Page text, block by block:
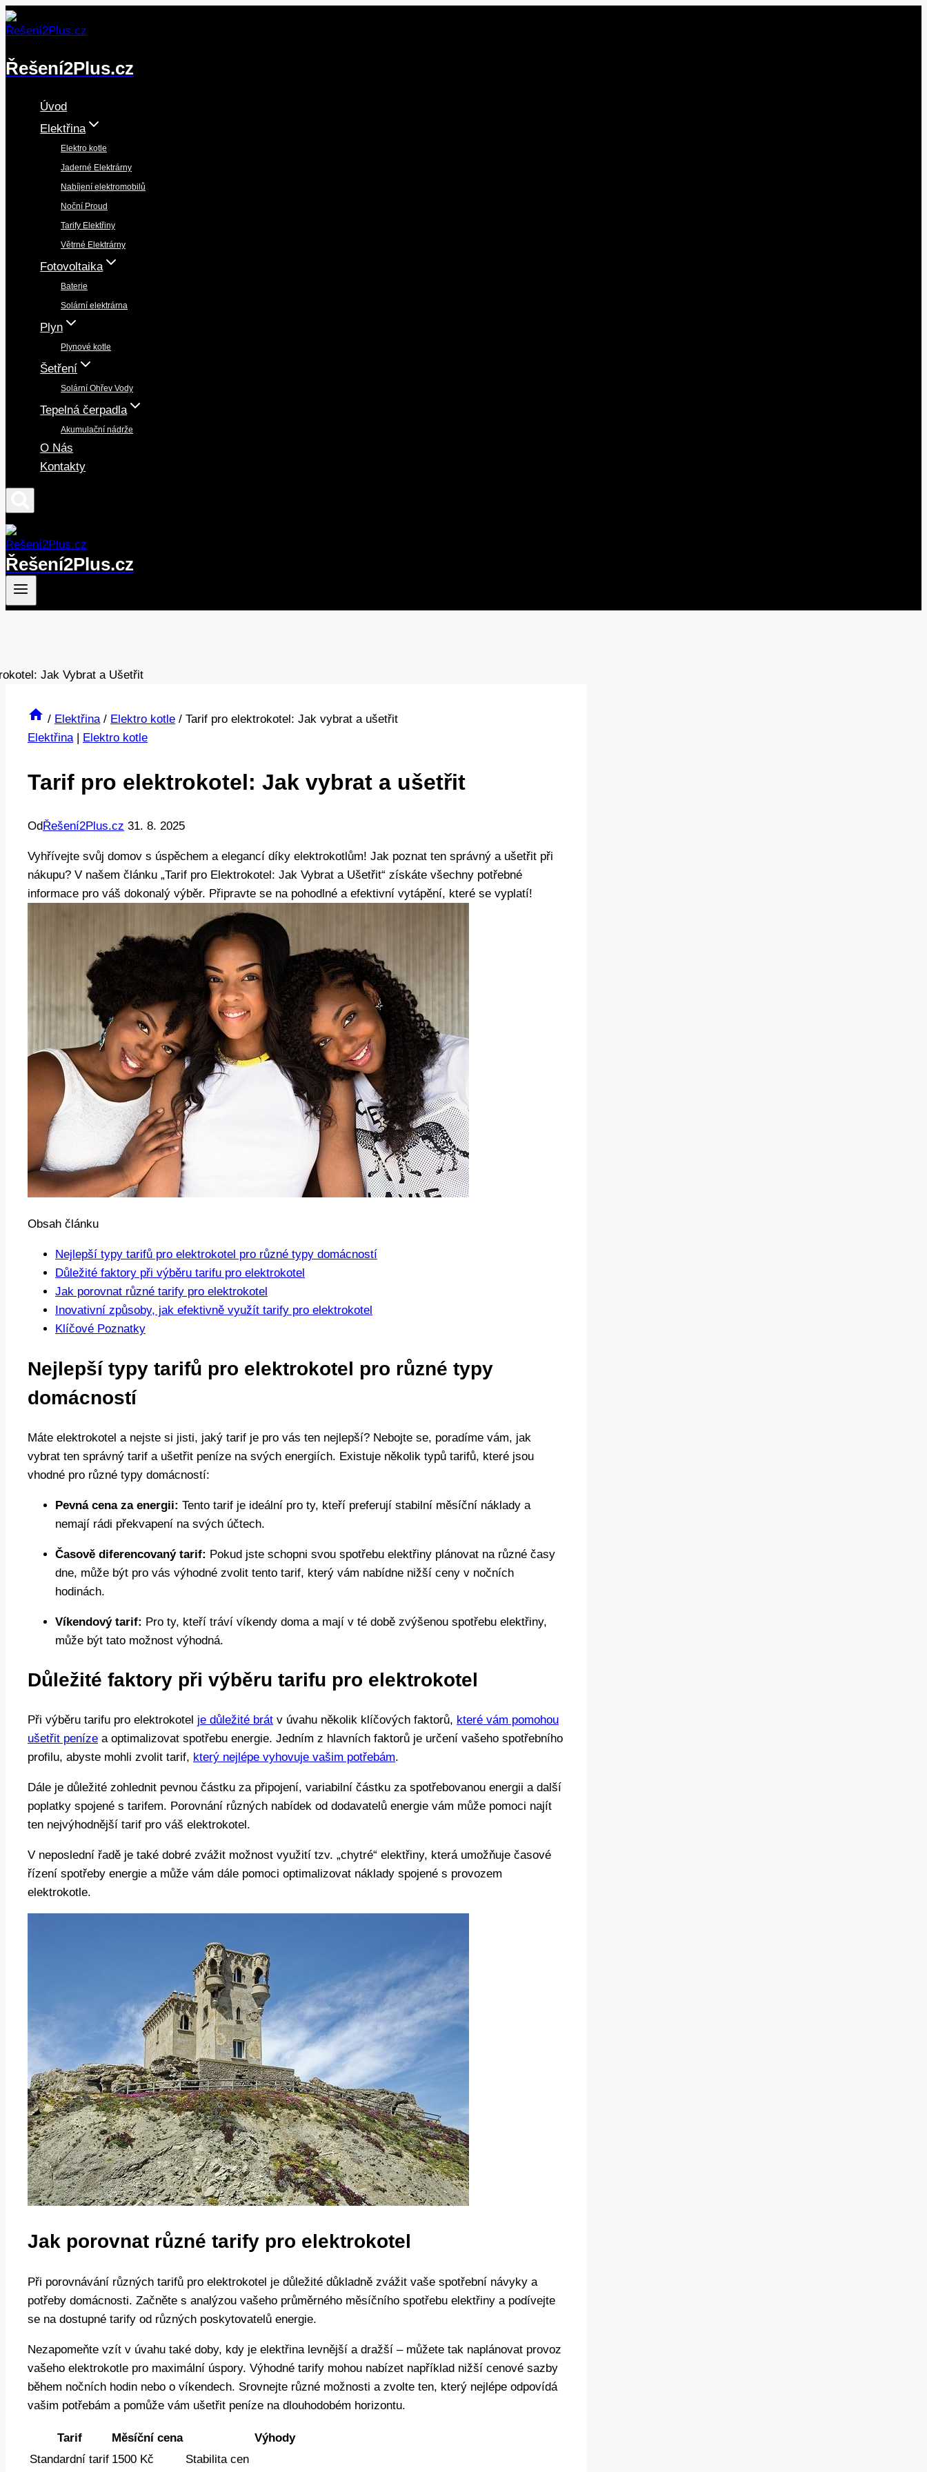
Přeskočit
na
Řešení2Plus.cz
Úvod
Elektřina
Elektro kotle
Jaderné Elektrárny
Nabíjení elektromobilů
Noční Proud
Tarify Elektřiny
Větrné Elektrárny
Fotovoltaika
Baterie
Solární elektrárna
Plyn
Plynové kotle
Šetření
Solární Ohřev Vody
Tepelná čerpadla
Akumulační nádrže
O Nás
Kontakty
Řešení2Plus.cz
/ Elektřina / Elektro kotle / Tarif pro elektrokotel: Jak vybrat a ušetřit
Elektřina| Elektro kotle
Tarif pro elektrokotel: Jak vybrat a ušetřit
Od Řešení2Plus.cz 31. 8. 2025
Vyhřívejte svůj domov s úspěchem a elegancí díky elektrokotlům! Jak poznat ten správný a ušetřit při
nákupu? V našem článku „Tarif pro ‍Elektrokotel:⁤ Jak⁢ Vybrat a Ušetřit“ získáte všechny potřebné
informace ‌pro váš dokonalý výběr. Připravte se na pohodlné a efektivní vytápění, které se vyplatí!
Obsah článku
Nejlepší typy tarifů ​pro elektrokotel ⁢pro různé typy domácností
Důležité faktory při výběru tarifu pro elektrokotel
Jak porovnat⁤ různé tarify pro elektrokotel
Inovativní způsoby, jak efektivně využít tarify pro elektrokotel
Klíčové Poznatky
Nejlepší typy tarifů ​pro elektrokotel ⁢pro různé typy
domácností
Máte elektrokotel a nejste ⁣si jisti, jaký tarif je pro vás ten nejlepší? Nebojte se,​ poradíme vám, jak
⁢vybrat ten správný tarif a ušetřit​ peníze ⁣na svých energiích. Existuje několik typů tarifů, které jsou
vhodné⁢ pro různé typy domácností:
Pevná cena za energii: Tento‍ tarif je ideální pro ty, ‌kteří⁣ preferují stabilní měsíční​ náklady a
nemají rádi překvapení na svých účtech.
Časově diferencovaný tarif: Pokud jste schopni svou⁣ spotřebu elektřiny plánovat na různé časy
dne, může být pro vás⁤ výhodné ⁣zvolit tento tarif, který vám nabídne nižší ceny v​ nočních
hodinách.
Víkendový tarif: Pro ty, kteří tráví víkendy doma a mají v ‍té ⁣době zvýšenou spotřebu elektřiny, ​
může být tato možnost výhodná.
Důležité faktory při výběru tarifu pro elektrokotel
Při výběru tarifu pro elektrokotel je důležité brát v úvahu​ několik klíčových faktorů,⁤ které vám pomohou
ušetřit peníze a optimalizovat spotřebu energie. Jedním z hlavních faktorů je určení vašeho spotřebního
profilu, abyste mohli zvolit tarif, ​ který nejlépe vyhovuje vašim potřebám.
Dále ‌je důležité zohlednit pevnou částku za připojení,⁣ variabilní částku ⁤za spotřebovanou energii a další
poplatky spojené s tarifem. Porovnání různých nabídek od dodavatelů energie vám může pomoci najít
ten nejvýhodnější tarif pro váš elektrokotel.
V neposlední řadě je​ také ⁢dobré zvážit možnost ​využití tzv. „chytré“ elektřiny, která umožňuje časové
řízení⁢ spotřeby⁤ energie a může ⁤vám dále pomoci ⁣optimalizovat náklady spojené s provozem
elektrokotle.
Jak porovnat⁤ různé tarify pro elektrokotel
Při porovnávání různých tarifů pro elektrokotel je důležité důkladně⁤ zvážit vaše spotřební návyky a
potřeby domácnosti.​ Začněte s analýzou vašeho průměrného měsíčního spotřebu elektřiny a podívejte
se na dostupné tarify od různých poskytovatelů‍ energie.
Nezapomeňte vzít v úvahu také⁤ doby, kdy je elektřina levnější a dražší – můžete ‍tak ⁤naplánovat provoz
vašeho elektrokotle pro⁣ maximální úspory. Výhodné ⁣tarify mohou nabízet⁢ například nižší cenové sazby
během nočních hodin nebo o‌ víkendech. Srovnejte různé možnosti a⁤ zvolte ten, který nejlépe odpovídá
vašim potřebám a pomůže vám ušetřit peníze na dlouhodobém horizontu.
Tarif Měsíční cena
Výhody
Standardní tarif 1500 Kč Stabilita⁢ cen